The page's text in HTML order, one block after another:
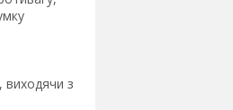
виходячи з